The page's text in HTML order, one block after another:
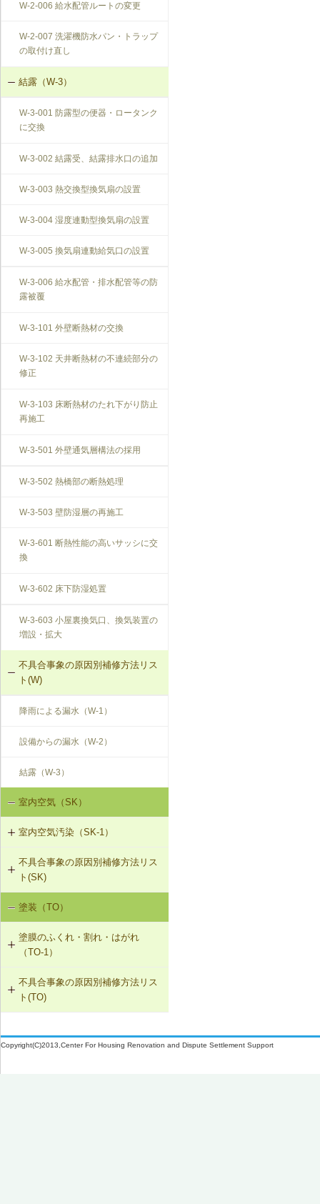
W-2-006 給水配管ルートの変更
W-2-007 洗濯機防水パン・トラップ
の取付け直し
結露（W-3）
W-3-001 防露型の便器・ロータンク
に交換
W-3-002 結露受、結露排水口の追加
W-3-003 熱交換型換気扇の設置
W-3-004 湿度連動型換気扇の設置
W-3-005 換気扇連動給気口の設置
W-3-006 給水配管・排水配管等の防
露被覆
W-3-101 外壁断熱材の交換
W-3-102 天井断熱材の不連続部分の
修正
W-3-103 床断熱材のたれ下がり防止
再施工
W-3-501 外壁通気層構法の採用
W-3-502 熱橋部の断熱処理
W-3-503 壁防湿層の再施工
W-3-601 断熱性能の高いサッシに交
換
W-3-602 床下防湿処置
W-3-603 小屋裏換気口、換気装置の
増設・拡大
不具合事象の原因別補修方法リス
ト(W)
降雨による漏水（W-1）
設備からの漏水（W-2）
結露（W-3）
室内空気（SK）
室内空気汚染（SK-1）
SK-1-001 給排気口の位置の変更
SK-1-002 ダクトの増設
SK-1-004 通気措置を講じた建具へ
の交換
SK-1-003 換気ファンの交換
不具合事象の原因別補修方法リス
ト(SK)
室内空気の汚染（SK-1）
塗装（TO）
塗膜のふくれ・割れ・はがれ
（TO-1）
TO-1-001 外壁の塗料の塗替え(コン
クリート系下地)
下地)
不具合事象の原因別補修方法リス
ト(TO)
1）
Copyright(C)2013,Center For Housing Renovation and Dispute Settlement Support